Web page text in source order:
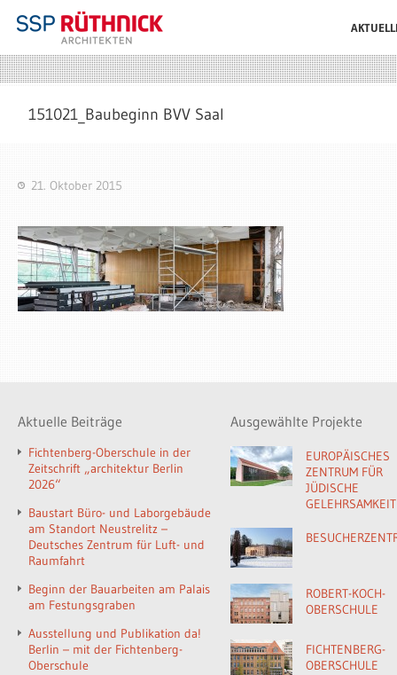
151021_Baubeginn BVV Saal
21. Oktober 2015
Aktuelle Beiträge
Fichtenberg-Oberschule in der
Zeitschrift „architektur Berlin
2026“
Baustart Büro- und Laborgebäude
am Standort Neustrelitz –
Deutsches Zentrum für Luft- und
Raumfahrt
Beginn der Bauarbeiten am Palais
am Festungsgraben
Ausstellung und Publikation da!
Berlin – mit der Fichtenberg-
Oberschule
Ausgewählte Projekte
EUROPÄISCHES
ZENTRUM FÜR
JÜDISCHE
GELEHRSAMKEIT
ROBERT-KOCH-
OBERSCHULE
FICHTENBERG-
OBERSCHULE